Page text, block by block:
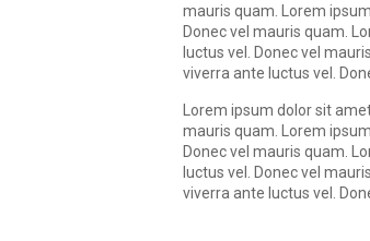
mauris quam. Lorem
Donec vel mauris quam.
luctus vel. Donec vel
viverra ante luctus vel.
Lorem ipsum dolor sit
mauris quam. Lorem
Donec vel mauris quam.
luctus vel. Donec vel
viverra ante luctus vel.